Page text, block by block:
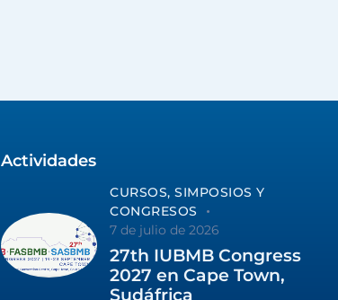
Actividades
CURSOS, SIMPOSIOS Y
CONGRESOS
7 de julio de 2026
27th IUBMB Congress
2027 en Cape Town,
Sudáfrica